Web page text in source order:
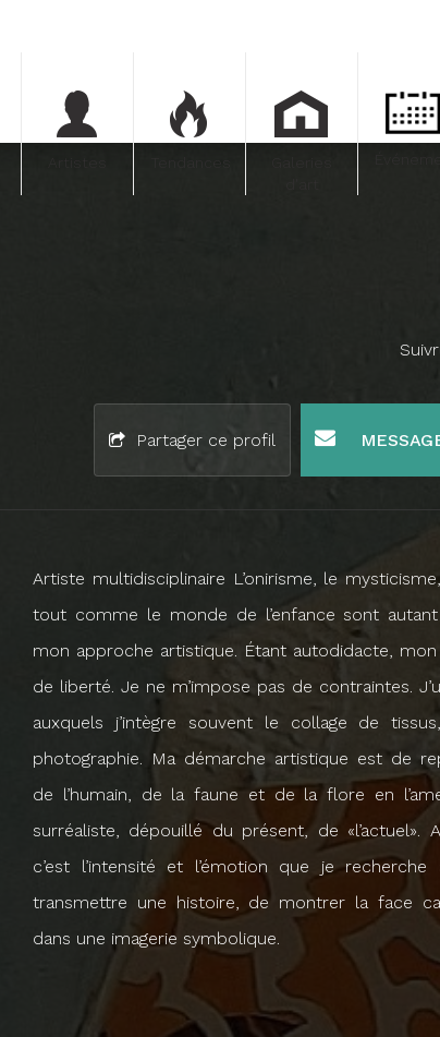
Partager ce profil
Artiste multidisciplinaire L’onirisme, le
tout comme le monde de l’enfance sont
mon approche artistique. Étant autodidacte,
de liberté. Je ne m’impose pas de contraintes.
auxquels j’intègre souvent le collage de
photographie. Ma démarche artistique est de
de l’humain, de la faune et de la flore en
surréaliste, dépouillé du présent, de «l’actuel».
c’est l’intensité et l’émotion que je
transmettre une histoire, de montrer la face
dans une imagerie symbolique.